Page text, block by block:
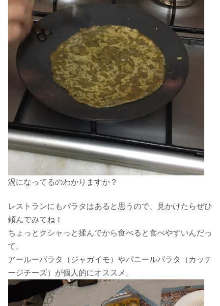
渦になってるのわかりますか？
レストランにもパラタはあると思うので、見かけたらぜひ
頼んでみてね！
ちょっとクシャっと揉んでから食べると食べやすいんだっ
て。
アールーパラタ（ジャガイモ）やパニールパラタ（カッテ
ージチーズ）が個人的にオススメ。